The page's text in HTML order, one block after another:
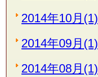
2014年10月(1)
2014年09月(1)
2014年08月(1)